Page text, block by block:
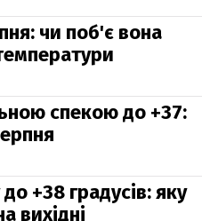
чи поб'є вона
спекою до +37:
+38 градусів: яку
вихідні